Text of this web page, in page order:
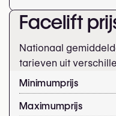
Facelift
Nationaal
tarieven uit
Minimumprijs
Maximumprijs